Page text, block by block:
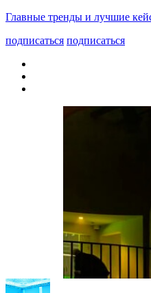
Главные тренды и лучшие
подписаться подписаться